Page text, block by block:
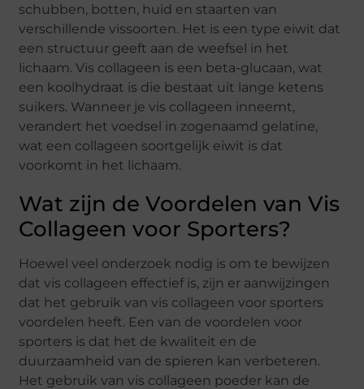
schubben, botten, huid en staarten van
verschillende vissoorten. Het is een type eiwit dat
een structuur geeft aan de weefsel in het
lichaam. Vis collageen is een beta-glucaan, wat
een koolhydraat is die bestaat uit lange ketens
suikers. Wanneer je vis collageen inneemt,
verandert het voedsel in zogenaamd gelatine,
wat een collageen soortgelijk eiwit is dat
voorkomt in het lichaam.
Wat zijn de Voordelen van Vis
Collageen voor Sporters?
Hoewel veel onderzoek nodig is om te bewijzen
dat vis collageen effectief is, zijn er aanwijzingen
dat het gebruik van vis collageen voor sporters
voordelen heeft. Een van de voordelen voor
sporters is dat het de kwaliteit en de
duurzaamheid van de spieren kan verbeteren.
Het gebruik van vis collageen poeder kan de